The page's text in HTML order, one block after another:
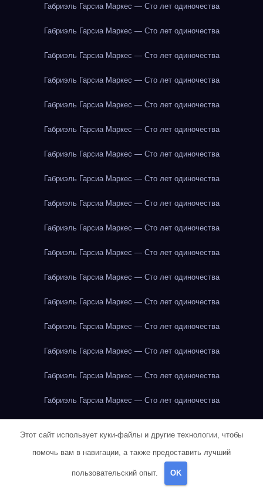
Габриэль Гарсиа Маркес — Сто лет одиночества
Габриэль Гарсиа Маркес — Сто лет одиночества
Габриэль Гарсиа Маркес — Сто лет одиночества
Габриэль Гарсиа Маркес — Сто лет одиночества
Габриэль Гарсиа Маркес — Сто лет одиночества
Габриэль Гарсиа Маркес — Сто лет одиночества
Габриэль Гарсиа Маркес — Сто лет одиночества
Габриэль Гарсиа Маркес — Сто лет одиночества
Габриэль Гарсиа Маркес — Сто лет одиночества
Габриэль Гарсиа Маркес — Сто лет одиночества
Габриэль Гарсиа Маркес — Сто лет одиночества
Габриэль Гарсиа Маркес — Сто лет одиночества
Габриэль Гарсиа Маркес — Сто лет одиночества
Габриэль Гарсиа Маркес — Сто лет одиночества
Габриэль Гарсиа Маркес — Сто лет одиночества
Габриэль Гарсиа Маркес — Сто лет одиночества
Габриэль Гарсиа Маркес — Сто лет одиночества
Герман Мелвилл — Моби Дик Говядина Говядина Говядина
Говядина Говядина Говядина
Этот сайт использует куки-файлы и другие технологии, чтобы
помочь вам в навигации, а также предоставить лучший
пользовательский опыт. OK